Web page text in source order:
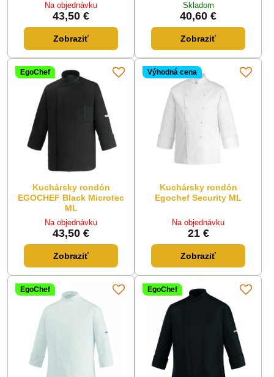
Na objednávku
43,50 €
Zobraziť
Skladom
40,60 €
Zobraziť
EgoChef
Kuchársky rondón
EGOCHEF Black Microtec
ML
Na objednávku
43,50 €
Zobraziť
Výhodná cena
Kuchársky rondón
Egochef Security ML
Na objednávku
21 €
Zobraziť
EgoChef EgoChef